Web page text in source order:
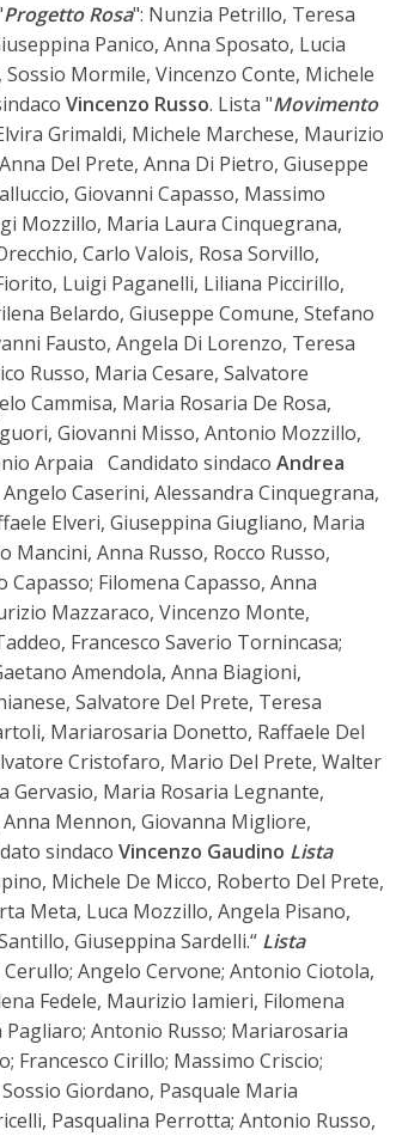
Progetto Rosa": Nunzia Petrillo, Teresa
Panico, Anna Sposato, Lucia
Mormile, Vincenzo Conte, Michele
Vincenzo Russo. Lista "Movimento
Grimaldi, Michele Marchese, Maurizio
Del Prete, Anna Di Pietro, Giuseppe
Giovanni Capasso, Massimo
Mozzillo, Maria Laura Cinquegrana,
Carlo Valois, Rosa Sorvillo,
Luigi Paganelli, Liliana Piccirillo,
Belardo, Giuseppe Comune, Stefano
Fausto, Angela Di Lorenzo, Teresa
Russo, Maria Cesare, Salvatore
Cammisa, Maria Rosaria De Rosa,
Giovanni Misso, Antonio Mozzillo,
Arpaia Candidato sindaco Andrea
Caserini, Alessandra Cinquegrana,
Elveri, Giuseppina Giugliano, Maria
Anna Russo, Rocco Russo,
Filomena Capasso, Anna
Mazzaraco, Vincenzo Monte,
Francesco Saverio Tornincasa;
Amendola, Anna Biagioni,
Salvatore Del Prete, Teresa
Mariarosaria Donetto, Raffaele Del
Cristofaro, Mario Del Prete, Walter
Gervasio, Maria Rosaria Legnante,
Mennon, Giovanna Migliore,
sindaco Vincenzo Gaudino Lista
Michele De Micco, Roberto Del Prete,
Meta, Luca Mozzillo, Angela Pisano,
Giuseppina Sardelli.“ Lista
Angelo Cervone; Antonio Ciotola,
Fedele, Maurizio Iamieri, Filomena
Antonio Russo; Mariarosaria
Francesco Cirillo; Massimo Criscio;
Giordano, Pasquale Maria
Pasqualina Perrotta; Antonio Russo,